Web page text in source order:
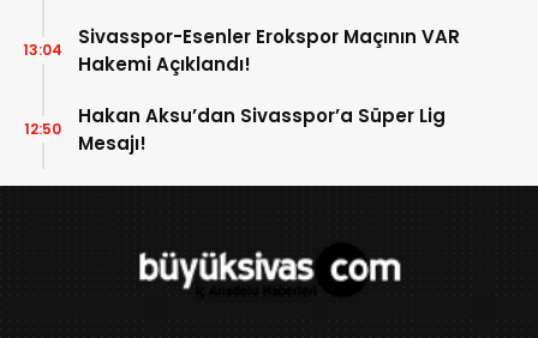
Sivasspor-Esenler Erokspor Maçının VAR
Hakemi Açıklandı!
13:04
Hakan Aksu’dan Sivasspor’a Süper Lig
Mesajı!
12:50